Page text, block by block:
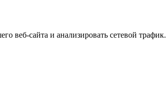
веб-сайта и анализировать сетевой трафик.